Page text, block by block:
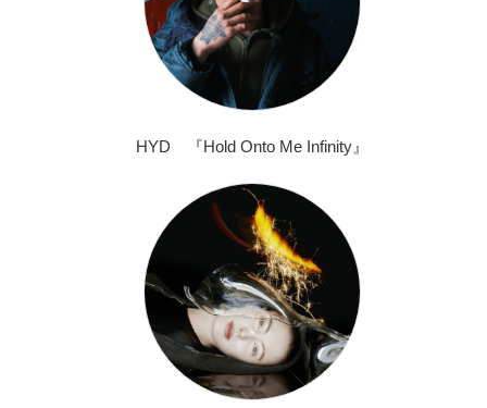
HYD 『Hold Onto Me Infinity』